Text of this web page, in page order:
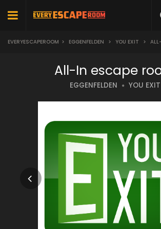
EVERYESCAPEROOM > EGGENFELDEN > YOU EXIT >
All-In escape
EGGENFELDEN YOU EXIT